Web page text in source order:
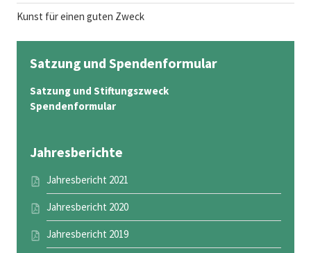
Kunst für einen guten Zweck
Satzung und Spendenformular
Satzung und Stiftungszweck
Spendenformular
Jahresberichte
Jahresbericht 2021
Jahresbericht 2020
Jahresbericht 2019